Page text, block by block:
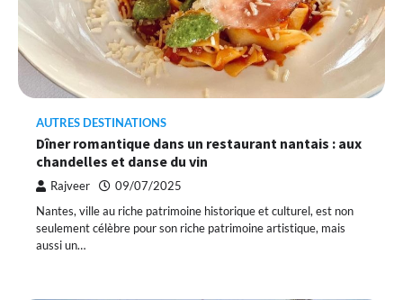
AUTRES DESTINATIONS
Dîner romantique dans un restaurant nantais : aux
chandelles et danse du vin
Rajveer 09/07/2025
Nantes, ville au riche patrimoine historique et culturel, est non
seulement célèbre pour son riche patrimoine artistique, mais
aussi un…